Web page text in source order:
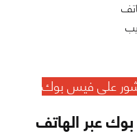
على فيس بوك